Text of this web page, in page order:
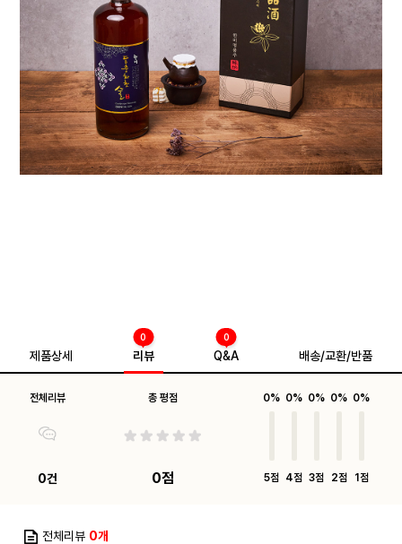
제품상세 리뷰
0
Q&A
0
배송/교환/반품
전체리뷰
0건
총 평점
0점
0%
5점
0%
4점
0%
3점
0%
2점
0%
1점
전체리뷰 0개